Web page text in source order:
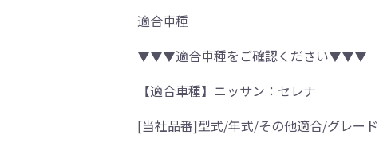
適合車種
▼▼▼適合車種をご確認ください▼▼▼
【適合車種】ニッサン：セレナ
[当社品番]型式/年式/その他適合/グレード